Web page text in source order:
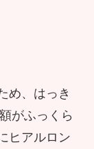
め、はっき
がふっくら
ヒアルロン